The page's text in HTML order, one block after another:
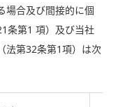
場合及び間接的に個
条第1 項）及び当社
法第32条第1項）は次